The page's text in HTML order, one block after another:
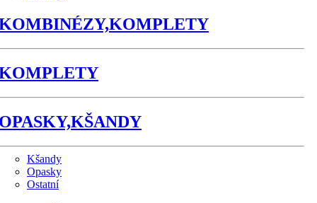
Kšandy
Opasky
Ostatní